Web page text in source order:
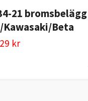
21 bromsbelägg
Kawasaki/Beta
kr